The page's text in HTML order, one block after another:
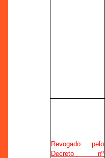
Revogado pelo
Decreto nº